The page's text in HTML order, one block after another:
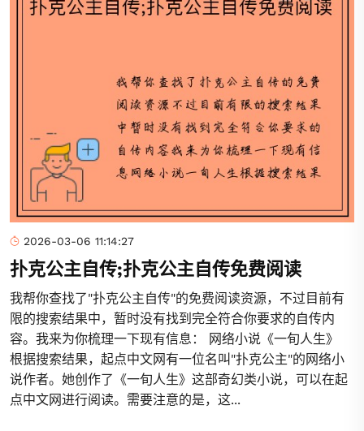
2026-03-06 11:14:27
扑克公主自传;扑克公主自传免费阅读
我帮你查找了"扑克公主自传"的免费阅读资源，不过目前有
限的搜索结果中，暂时没有找到完全符合你要求的自传内
容。我来为你梳理一下现有信息： 网络小说《一旬人生》
根据搜索结果，起点中文网有一位名叫"扑克公主"的网络小
说作者。她创作了《一旬人生》这部奇幻类小说，可以在起
点中文网进行阅读。需要注意的是，这...